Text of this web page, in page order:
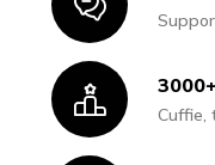
IconCuffie,